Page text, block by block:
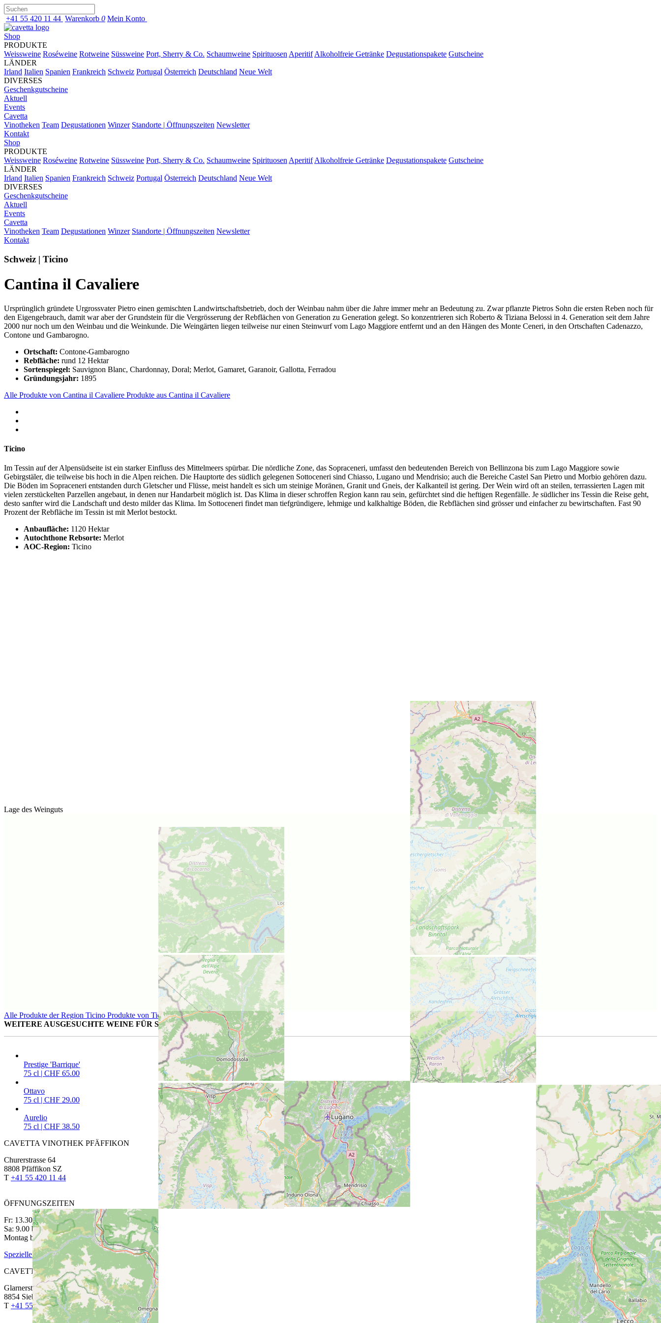
+41 55 420 11 44 Warenkorb 0 Mein Konto
Shop
PRODUKTE
Weissweine Roséweine Rotweine Süssweine Port, Sherry & Co. Schaumweine Spirituosen Aperitif Alkoholfreie Getränke Degustationspakete Gutscheine
LÄNDER
Irland Italien Spanien Frankreich Schweiz Portugal Österreich Deutschland Neue Welt
DIVERSES
Geschenkgutscheine
Aktuell
Events
Cavetta
Vinotheken Team Degustationen Winzer Standorte | Öffnungszeiten Newsletter
Kontakt
Shop
PRODUKTE
Weissweine Roséweine Rotweine Süssweine Port, Sherry & Co. Schaumweine Spirituosen Aperitif Alkoholfreie Getränke Degustationspakete Gutscheine
LÄNDER
Irland Italien Spanien Frankreich Schweiz Portugal Österreich Deutschland Neue Welt
DIVERSES
Geschenkgutscheine
Aktuell
Events
Cavetta
Vinotheken Team Degustationen Winzer Standorte | Öffnungszeiten Newsletter
Kontakt
Schweiz | Ticino
Cantina il Cavaliere
Ursprünglich gründete Urgrossvater Pietro einen gemischten Landwirtschaftsbetrieb, doch der Weinbau nahm über die Jahre immer mehr an Bedeutung zu. Zwar pflanzte Pietros Sohn die ersten Reben noch für
den Eigengebrauch, damit war aber der Grundstein für die Vergrösserung der Rebflächen von Generation zu Generation gelegt. So konzentrieren sich Roberto & Tiziana Belossi in 4. Generation seit dem Jahre
2000 nur noch um den Weinbau und die Weinkunde. Die Weingärten liegen teilweise nur einen Steinwurf vom Lago Maggiore entfernt und an den Hängen des Monte Ceneri, in den Ortschaften Cadenazzo,
Contone und Gambarogno.
Ortschaft: Contone-Gambarogno
Rebfläche: rund 12 Hektar
Sortenspiegel: Sauvignon Blanc, Chardonnay, Doral; Merlot, Gamaret, Garanoir, Gallotta, Ferradou
Gründungsjahr: 1895
Alle Produkte von Cantina il Cavaliere Produkte aus Cantina il Cavaliere
Ticino
Im Tessin auf der Alpensüdseite ist ein starker Einfluss des Mittelmeers spürbar. Die nördliche Zone, das Sopraceneri, umfasst den bedeutenden Bereich von Bellinzona bis zum Lago Maggiore sowie
Gebirgstäler, die teilweise bis hoch in die Alpen reichen. Die Hauptorte des südlich gelegenen Sottoceneri sind Chiasso, Lugano und Mendrisio; auch die Bereiche Castel San Pietro und Morbio gehören dazu.
Die Böden im Sopraceneri entstanden durch Gletscher und Flüsse, meist handelt es sich um steinige Moränen, Granit und Gneis, der Kalkanteil ist gering. Der Wein wird oft an steilen, terrassierten Lagen mit
vielen zerstückelten Parzellen angebaut, in denen nur Handarbeit möglich ist. Das Klima in dieser schroffen Region kann rau sein, gefürchtet sind die heftigen Regenfälle. Je südlicher ins Tessin die Reise geht,
desto sanfter wird die Landschaft und desto milder das Klima. Im Sottoceneri findet man tiefgründigere, lehmige und kalkhaltige Böden, die Rebflächen sind grösser und einfacher zu bewirtschaften. Fast 90
Prozent der Rebfläche im Tessin ist mit Merlot bestockt.
Anbaufläche: 1120 Hektar
Autochthone Rebsorte: Merlot
AOC-Region: Ticino
Lage des Weinguts
Alle Produkte der Region Ticino Produkte von Ticino
WEITERE AUSGESUCHTE WEINE FÜR SIE
Prestige 'Barrique'
75 cl | CHF 65.00
Ottavo
75 cl | CHF 29.00
Aurelio
75 cl | CHF 38.50
CAVETTA VINOTHEK PFÄFFIKON
Churerstrasse 64
8808 Pfäffikon SZ
T +41 55 420 11 44
ÖFFNUNGSZEITEN
Fr: 13.30 bis 18.30 Uhr
Sa: 9.00 bis 15.00 Uhr
Montag bis Donnerstag auf Anmeldung
Spezielle Öffnungszeiten
CAVETTA VINOTHEK SIEBNEN
Glarnerstrasse 27
8854 Siebnen
T +41 55 440 13 88